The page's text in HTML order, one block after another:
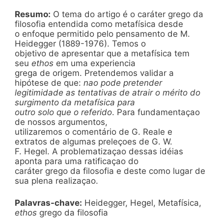
Resumo: O tema do artigo é o caráter grego da
filosofia entendida como metafísica desde
o enfoque permitido pelo pensamento de M.
Heidegger (1889-1976). Temos o
objetivo de apresentar que a metafísica tem
seu ethos em uma experiencia
grega de origem. Pretendemos validar a
hipótese de que: nao pode pretender
legitimidade as tentativas de atrair o mérito do
surgimento da metafísica para
outro solo que o referido. Para fundamentaçao
de nossos argumentos,
utilizaremos o comentário de G. Reale e
extratos de algumas preleçoes de G. W.
F. Hegel. A problematizaçao dessas idéias
aponta para uma ratificaçao do
caráter grego da filosofia e deste como lugar de
sua plena realizaçao.
Palavras-chave: Heidegger, Hegel, Metafísica,
ethos grego da filosofia